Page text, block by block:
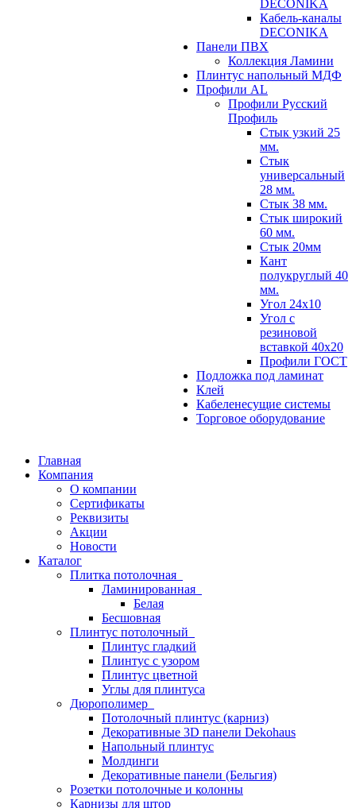
DECONIKA
Кабель-каналы
DECONIKA
Панели ПВХ
Коллекция Ламини
Плинтус напольный МДФ
Профили AL
Профили Русский
Профиль
Стык узкий 25
мм.
Стык
универсальный
28 мм.
Стык 38 мм.
Стык широкий
60 мм.
Стык 20мм
Кант
полукруглый 40
мм.
Угол 24х10
Угол с
резиновой
вставкой 40х20
Профили ГОСТ
Подложка под ламинат
Клей
Кабеленесущие системы
Торговое оборудование
Главная
Компания
О компании
Сертификаты
Реквизиты
Акции
Новости
Каталог
Плитка потолочная
Ламинированная
Белая
Бесшовная
Плинтус потолочный
Плинтус гладкий
Плинтус с узором
Плинтус цветной
Углы для плинтуса
Дюрополимер
Потолочный плинтус (карниз)
Декоративные 3D панели Dekohaus
Напольный плинтус
Молдинги
Декоративные панели (Бельгия)
Розетки потолочные и колонны
Карнизы для штор